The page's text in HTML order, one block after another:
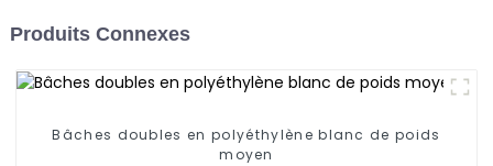
Produits Connexes
Bâches doubles en polyéthylène blanc de poids
moyen